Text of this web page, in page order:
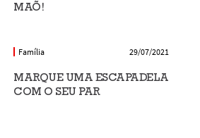
MAÕ!
Família 29/07/2021
MARQUE UMA ESCAPADELA
COM O SEU PAR